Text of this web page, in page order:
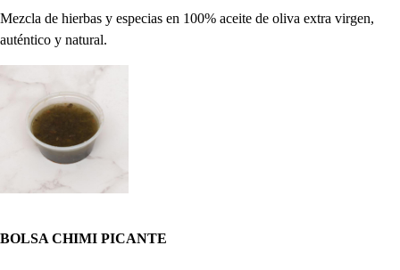
Mezcla de hierbas y especias en 100% aceite de oliva extra virgen,
auténtico y natural.
BOLSA CHIMI PICANTE